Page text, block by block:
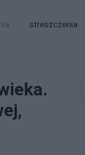
streszczenia